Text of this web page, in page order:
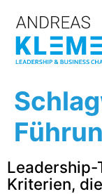
Leadership-
Kriterien,